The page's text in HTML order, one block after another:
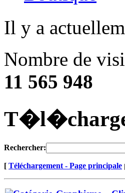
Il y a
Nombre de
11 565 948
Rechercher:
[ Téléchargement - Page principale |